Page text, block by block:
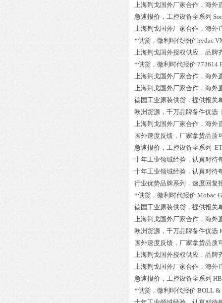
上海荆戈国外厂家合作，海外
急速报价，工控设备全系列
上海荆戈国外厂家合作，海外
*供货，微利时代报价 hydac
上海荆戈国外授权供应，品牌
*供货，微利时代报价 773614
上海荆戈国外厂家合作，海外
上海荆戈国外厂家合作，海外
德国工业原装供货，提供报关
欧洲货源，千万品牌备件优选
上海荆戈国外厂家合作，海外
国外速度反馈，厂家拿货品质
急速报价，工控设备全系列
十年工业领域经验，认真对待
十年工业领域经验，认真对待
行业优势品牌系列，速度回复
*供货，微利时代报价 Mobac
德国工业原装供货，提供报关
上海荆戈国外厂家合作，海外
欧洲货源，千万品牌备件优选
国外速度反馈，厂家拿货品质
上海荆戈国外授权供应，品牌
上海荆戈国外厂家合作，海外
急速报价，工控设备全系列
*供货，微利时代报价 BOLL &